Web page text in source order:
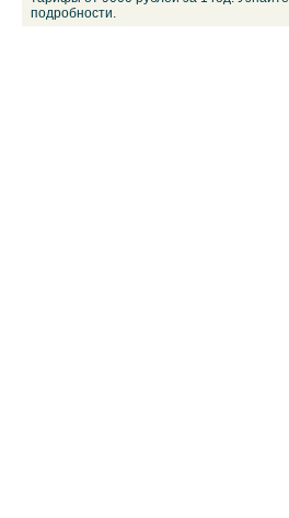
подробности.